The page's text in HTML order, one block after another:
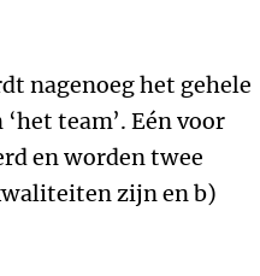
nagenoeg het gehele
team’. Eén voor
en worden twee
zijn en b)